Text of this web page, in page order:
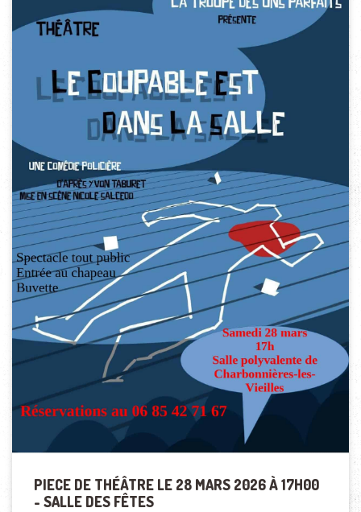
PIECE DE THÉÂTRE LE 28 MARS 2026 À 17H00
- SALLE DES FÊTES